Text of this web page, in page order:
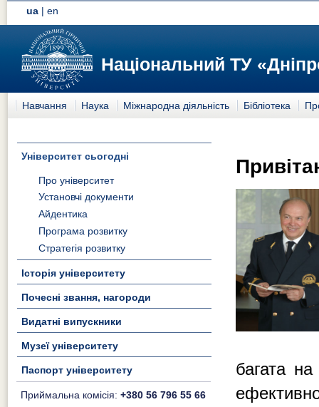
ua |en
Національний ТУ
Навчання Наука Міжнародна діяльність Бібліотека
Університет сьогодні
Про університет
Установчі документи
Айдентика
Програма розвитку
Стратегія розвитку
Історія університету
Почесні звання, нагороди
Видатні випускники
Музеї університету
Паспорт університету
Приймальна комісія: +380 56 796 55 66
багата